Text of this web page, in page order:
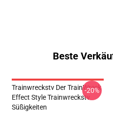
Beste
Trainwreckstv Der TrainWreck
Effect Style Trainwreckstv
Süßigkeiten
-20%